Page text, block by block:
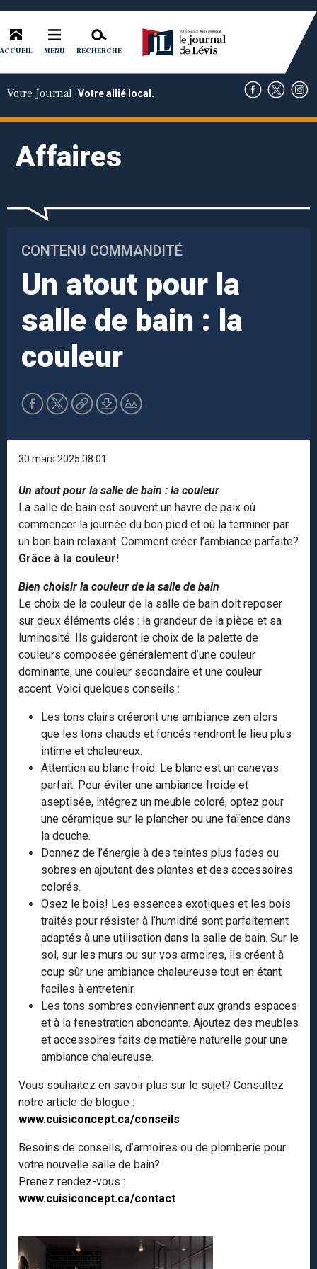
ACCUEIL MENU RECHERCHE
Votre Journal. Votre allié local.
Affaires
CONTENU COMMANDITÉ
Un atout pour la
salle de bain : la
couleur
30 mars 2025 08:01
Un atout pour la salle de bain : la couleur
La salle de bain est souvent un havre de paix où
commencer la journée du bon pied et où la terminer par
un bon bain relaxant. Comment créer l’ambiance parfaite?
Grâce à la couleur!
Bien choisir la couleur de la salle de bain
Le choix de la couleur de la salle de bain doit reposer
sur deux éléments clés : la grandeur de la pièce et sa
luminosité. Ils guideront le choix de la palette de
couleurs composée généralement d’une couleur
dominante, une couleur secondaire et une couleur
accent. Voici quelques conseils :
Les tons clairs créeront une ambiance zen alors
que les tons chauds et foncés rendront le lieu plus
intime et chaleureux.
Attention au blanc froid. Le blanc est un canevas
parfait. Pour éviter une ambiance froide et
aseptisée, intégrez un meuble coloré, optez pour
une céramique sur le plancher ou une faïence dans
la douche.
Donnez de l’énergie à des teintes plus fades ou
sobres en ajoutant des plantes et des accessoires
colorés.
Osez le bois! Les essences exotiques et les bois
traités pour résister à l’humidité sont parfaitement
adaptés à une utilisation dans la salle de bain. Sur le
sol, sur les murs ou sur vos armoires, ils créent à
coup sûr une ambiance chaleureuse tout en étant
faciles à entretenir.
Les tons sombres conviennent aux grands espaces
et à la fenestration abondante. Ajoutez des meubles
et accessoires faits de matière naturelle pour une
ambiance chaleureuse.
Vous souhaitez en savoir plus sur le sujet? Consultez
notre article de blogue :
www.cuisiconcept.ca/conseils
Besoins de conseils, d’armoires ou de plomberie pour
votre nouvelle salle de bain?
Prenez rendez-vous :
www.cuisiconcept.ca/contact